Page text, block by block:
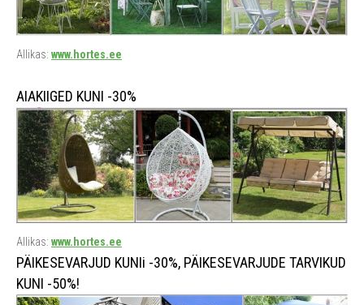
Allikas: www.hortes.ee
AIAKIIGED KUNI -30%
Allikas: www.hortes.ee
PÄIKESEVARJUD KUNIi -30%, PÄIKESEVARJUDE TARVIKUD
KUNI -50%!